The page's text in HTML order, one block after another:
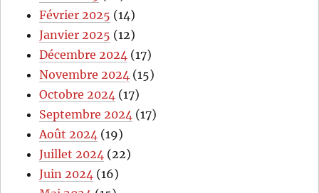
Février 2025 (14)
Janvier 2025 (12)
Décembre 2024 (17)
Novembre 2024 (15)
Octobre 2024 (17)
Septembre 2024 (17)
Août 2024 (19)
Juillet 2024 (22)
Juin 2024 (16)